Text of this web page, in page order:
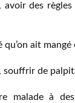
des
ait mangé
souffrir de
malade à